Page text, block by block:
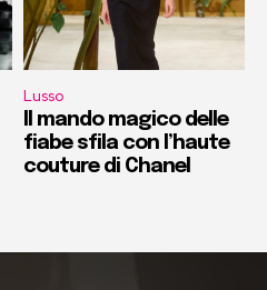
Lusso
Il mando magico delle
fiabe sfila con l’haute
couture di Chanel